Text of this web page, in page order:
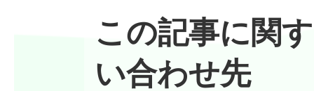
この記事に関
い合わせ先